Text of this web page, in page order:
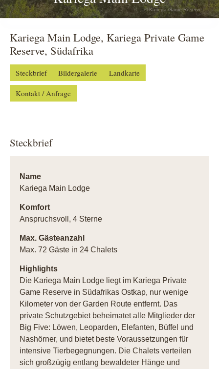
© Kariega Game Reserve
Kariega Main Lodge, Kariega Private Game
Reserve, Südafrika
Steckbrief Bildergalerie Landkarte
Kontakt / Anfrage
Steckbrief
Name
Kariega Main Lodge
Komfort
Anspruchsvoll, 4 Sterne
Max. Gästeanzahl
Max. 72 Gäste in 24 Chalets
Highlights
Die Kariega Main Lodge liegt im Kariega Private
Game Reserve in Südafrikas Ostkap, nur wenige
Kilometer von der Garden Route entfernt. Das
private Schutzgebiet beheimatet alle Mitglieder der
Big Five: Löwen, Leoparden, Elefanten, Büffel und
Nashörner, und bietet beste Voraussetzungen für
intensive Tierbegegnungen. Die Chalets verteilen
sich großzügig entlang bewaldeter Hänge und